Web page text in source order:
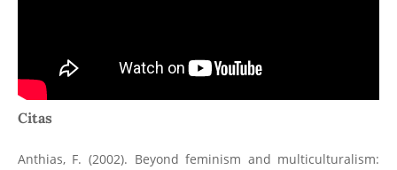
Citas
Anthias, F. (2002). Beyond feminism and multiculturalism: